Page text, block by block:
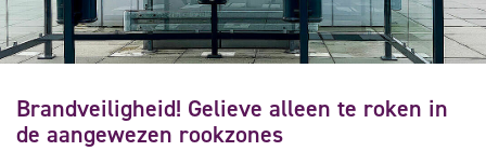
Brandveiligheid! Gelieve alleen te roken in
de aangewezen rookzones